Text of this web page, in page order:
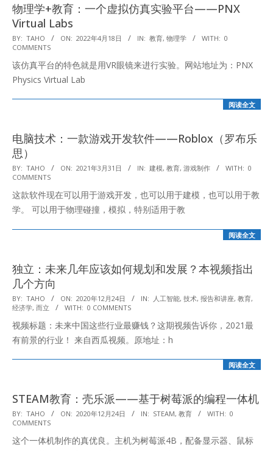
物理学+教育：一个虚拟仿真实验平台——PNX
Virtual Labs
2022-
04-
18
BY: TAHO ON: 2022年4月18日 IN: 教育, 物理学 WITH: 0
COMMENTS
该仿真平台的特色就是用VR眼镜来进行实验。网站地址为：PNX
Physics Virtual Lab
阅读全文
电脑技术：一款游戏开发软件——Roblox（罗布乐
思）
2021-
03-
31
BY: TAHO ON: 2021年3月31日 IN: 建模, 教育, 游戏制作 WITH: 0
COMMENTS
这款软件现在可以用于游戏开发，也可以用于建模，也可以用于教
学。 可以用于物理碰撞，模拟，特别适用于教
阅读全文
独立：未来几年应该如何规划和发展？本视频指出
几个方向
2020-
12-
24
BY: TAHO ON: 2020年12月24日 IN: 人工智能, 技术, 报告和讲座, 教育,
经济学, 而立 WITH: 0 COMMENTS
视频标题：未来中国这些行业最赚钱？这期视频告诉你，2021最
有前景的行业！ 来自西瓜视频。原地址：h
阅读全文
STEAM教育：壳乐派——基于树莓派的编程一体机
2020-
12-
24
BY: TAHO ON: 2020年12月24日 IN: STEAM, 教育 WITH: 0
COMMENTS
这个一体机制作的真优良。主机为树莓派4B，配备显示器、鼠标